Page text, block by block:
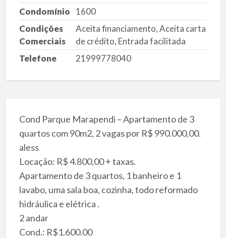
Condomínio
1600
Condições
Comerciais
Aceita financiamento, Aceita carta
de crédito, Entrada facilitada
Telefone
21999778040
Cond Parque Marapendi – Apartamento de 3
quartos com 90m2, 2 vagas por R$ 990.000,00.
aless
Locação: R$ 4.800,00 + taxas.
Apartamento de 3 quartos, 1 banheiro e 1
lavabo, uma sala boa, cozinha, todo reformado
hidráulica e elétrica .
2 andar
Cond.: R$1.600.00